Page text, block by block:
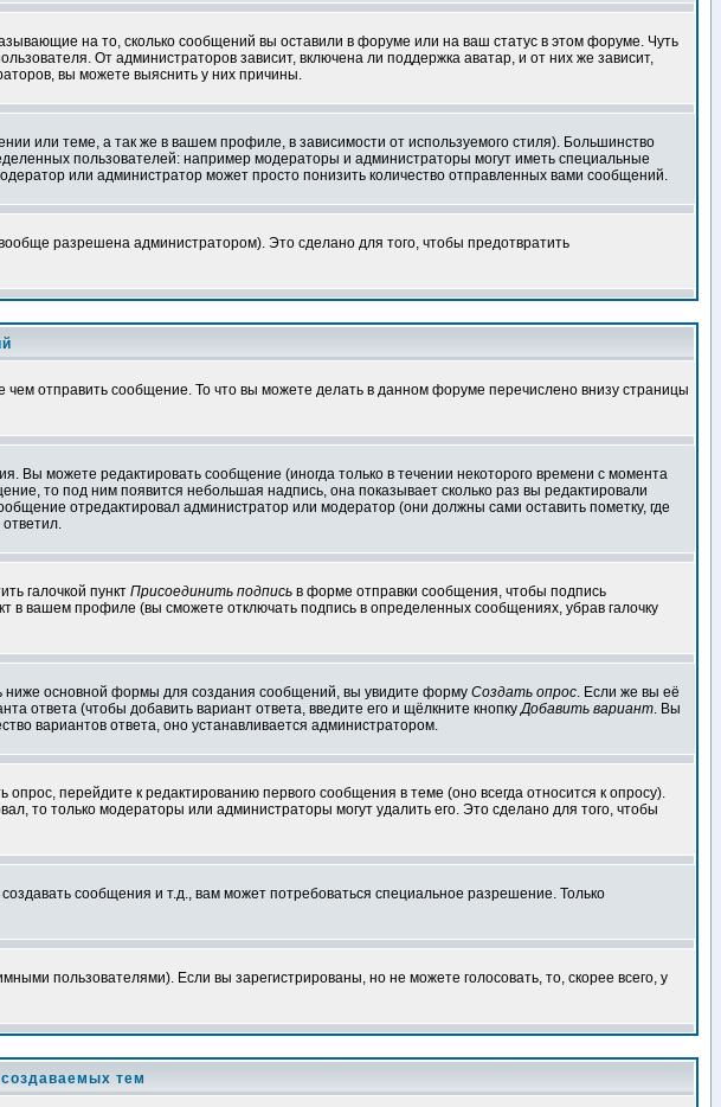
на то, сколько сообщений вы оставили в форуме или на ваш статус в этом форуме. Чуть
От администраторов зависит, включена ли поддержка аватар, и от них же зависит,
вы можете выяснить у них причины.
или теме, а так же в вашем профиле, в зависимости от используемого стиля). Большинство
пользователей: например модераторы и администраторы могут иметь специальные
или администратор может просто понизить количество отправленных вами сообщений.
разрешена администратором). Это сделано для того, чтобы предотвратить
отправить сообщение. То что вы можете делать в данном форуме перечислено внизу страницы
Вы можете редактировать сообщение (иногда только в течении некоторого времени с момента
то под ним появится небольшая надпись, она показывает сколько раз вы редактировали
отредактировал администратор или модератор (они должны сами оставить пометку, где
галочкой пункт Присоединить подпись в форме отправки сообщения, чтобы подпись
в вашем профиле (вы сможете отключать подпись в определенных сообщениях, убрав галочку
ниже основной формы для создания сообщений, вы увидите форму Создать опрос. Если же вы её
ответа (чтобы добавить вариант ответа, введите его и щёлкните кнопкуДобавить вариант. Вы
вариантов ответа, оно устанавливается администратором.
перейдите к редактированию первого сообщения в теме (оно всегда относится к опросу).
то только модераторы или администраторы могут удалить его. Это сделано для того, чтобы
сообщения и т.д., вам может потребоваться специальное разрешение. Только
пользователями). Если вы зарегистрированы, но не можете голосовать, то, скорее всего, у
тем